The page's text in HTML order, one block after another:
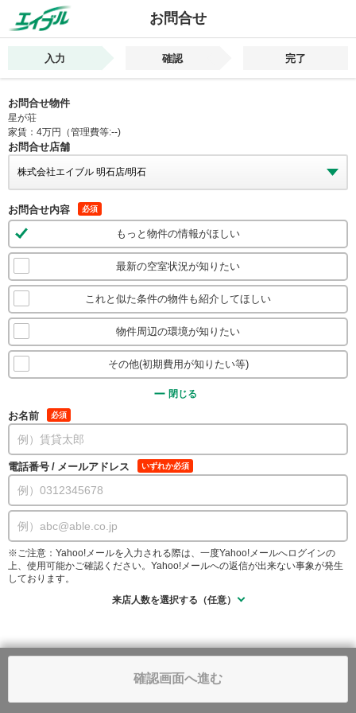
お問合せ
入力 確認 完了
お問合せ物件
星が荘
家賃：4万円（管理費等:--)
お問合せ店舗
お問合せ内容 必須
もっと物件の情報がほしい
最新の空室状況が知りたい
これと似た条件の物件も紹介してほしい
物件周辺の環境が知りたい
その他(初期費用が知りたい等)
閉じる
お名前 必須
電話番号 / メールアドレス いずれか必須
※ご注意：Yahoo!メールを入力される際は、一度Yahoo!メールへログインの
上、使用可能かご確認ください。Yahoo!メールへの返信が出来ない事象が発生
しております。
来店人数を選択する（任意）
確認画面へ進む